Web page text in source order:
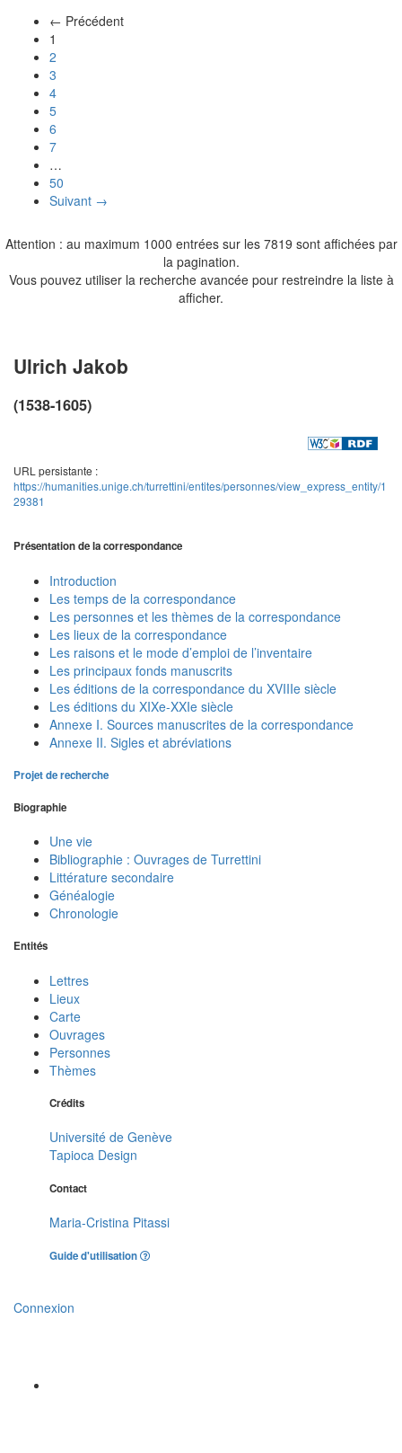
← Précédent
1
2
3
4
5
6
7
…
50
Suivant →
Attention : au maximum 1000 entrées sur les 7819 sont affichées par
la pagination.
Vous pouvez utiliser la recherche avancée pour restreindre la liste à
afficher.
Ulrich Jakob
(1538-1605)
URL persistante :
https://humanities.unige.ch/turrettini/entites/personnes/view_express_entity/1
29381
Présentation de la correspondance
Introduction
Les temps de la correspondance
Les personnes et les thèmes de la correspondance
Les lieux de la correspondance
Les raisons et le mode d’emploi de l’inventaire
Les principaux fonds manuscrits
Les éditions de la correspondance du XVIIIe siècle
Les éditions du XIXe-XXIe siècle
Annexe I. Sources manuscrites de la correspondance
Annexe II. Sigles et abréviations
Projet de recherche
Biographie
Une vie
Bibliographie : Ouvrages de Turrettini
Littérature secondaire
Généalogie
Chronologie
Entités
Lettres
Lieux
Carte
Ouvrages
Personnes
Thèmes
Crédits
Université de Genève
Tapioca Design
Contact
Maria-Cristina Pitassi
Guide d'utilisation
Connexion